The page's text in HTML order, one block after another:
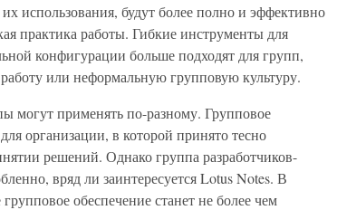
использования, будут более полно и эффективно
практика работы. Гибкие инструменты для
конфигурации больше подходят для групп,
или неформальную групповую культуру.
могут применять по-разному. Групповое
организации, в которой принято тесно
решений. Однако группа разработчиков-
вряд ли заинтересуется Lotus Notes. В
обеспечение станет не более чем